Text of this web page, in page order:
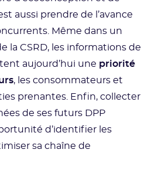
aussi prendre de l’avance
Même dans un
la CSRD, les informations de
aujourd’hui une priorité
, les consommateurs et
prenantes. Enfin, collecter
de ses futurs DPP
d’identifier les
sa chaîne de